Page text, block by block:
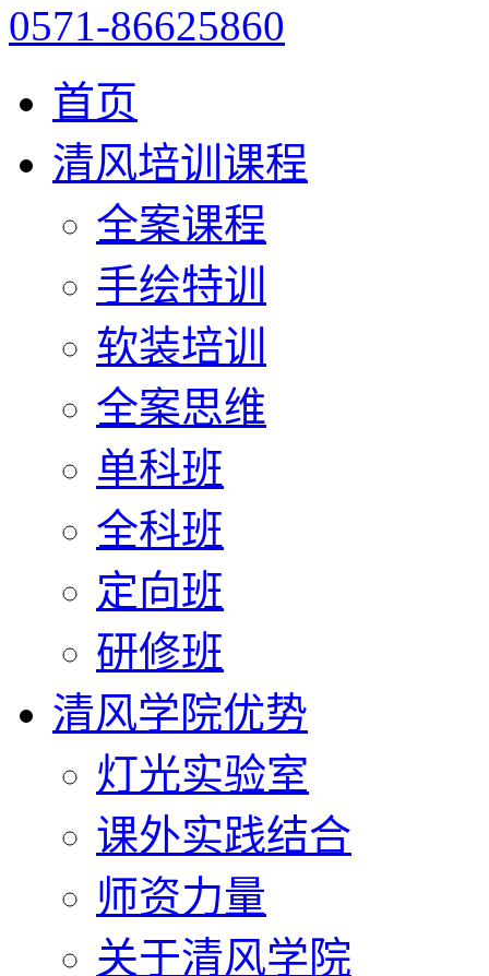
0571-86625860
首页
清风培训课程
全案课程
手绘特训
软装培训
全案思维
单科班
全科班
定向班
研修班
清风学院优势
灯光实验室
课外实践结合
师资力量
关于清风学院